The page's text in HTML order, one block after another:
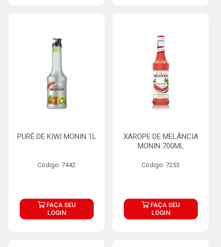
PURÊ DE KIWI MONIN 1L
Código: 7442
FAÇA SEU
LOGIN
XAROPE DE MELÂNCIA
MONIN 700ML
Código: 7253
FAÇA SEU
LOGIN